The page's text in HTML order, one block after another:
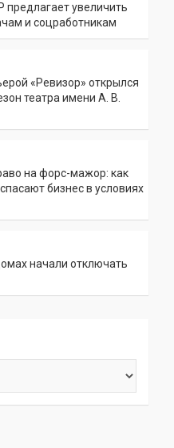
увеличить
и соцработникам
«Ревизор» открылся
театра имени А. В.
на форс-мажор: как
бизнес в условиях
начали отключать